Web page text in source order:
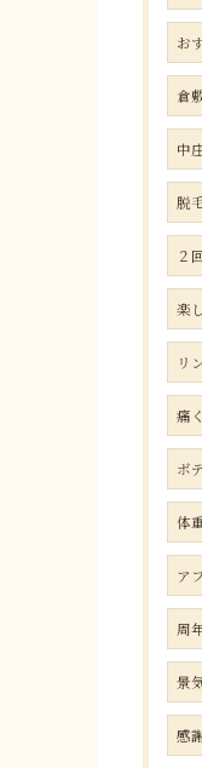
お
倉
中
脱
２
楽
リ
痛
ボ
体
ア
周
景
感